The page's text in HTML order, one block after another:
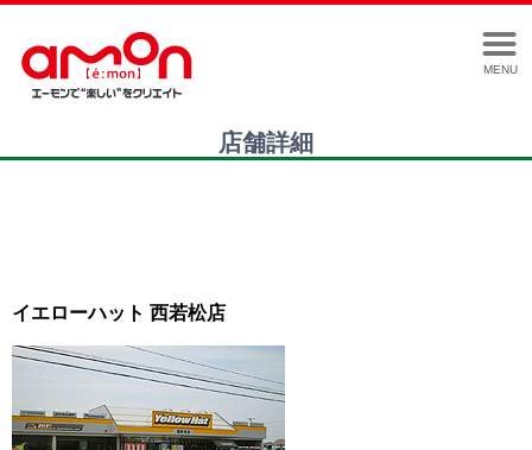
MENU
店舗詳細
イエローハット 西若松店